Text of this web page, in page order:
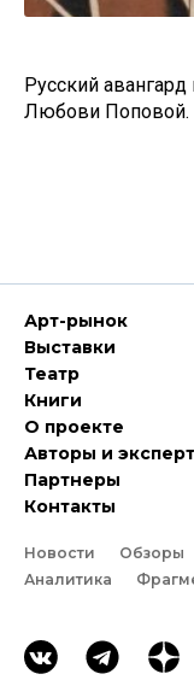
Русский
Любови Поповой.
Арт-рынок
Выставки
Театр
Книги
О проекте
Авторы и
Партнеры
Контакты
Новости Обзоры
Аналитика